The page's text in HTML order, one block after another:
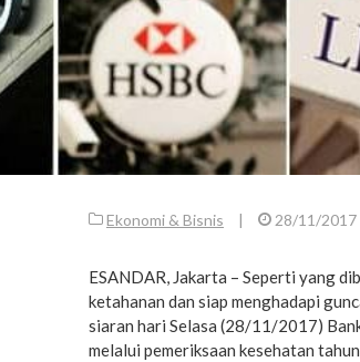
Ekonomi & Bisnis | 28/11/2017
ESANDAR, Jakarta – Seperti yang
ketahanan dan siap menghadapi
siaran hari Selasa (28/11/2017)
melalui pemeriksaan kesehatan